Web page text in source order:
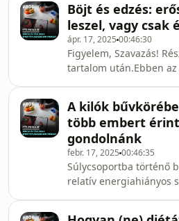
Böjt és edzés:
leszel, vagy csak
ápr. 17, 2025 00:46:30
Figyelem, Szavazás!
tartalom után.Ebben
típusokat, szó esett az
végzett edzések
hátrányairól, valamint
egészségügyi
böjt nem ajánlott. Ha
lehet
ezt az étkezési mintát,
velünk! Szavazhattok a
A kilók
több embert
gondolnánk
febr. 17, 2025 00:46:35
Súlycsoportba történő
relatív energiahiányos